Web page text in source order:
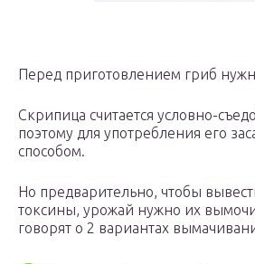
Перед приготовлением гриб
Скрипица считается условно-
поэтому для употребления его
способом.
Но предварительно, чтобы
токсины, урожай нужно их
говорят о 2 вариантах